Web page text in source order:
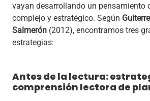
vayan desarrollando un pensamiento
complejo y estratégico. Según
Salmerón (2012), encontramos tres
estrategias:
Antes de la lectura:
comprensión lectora de